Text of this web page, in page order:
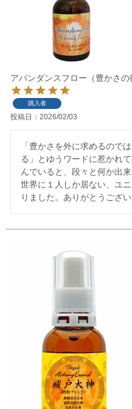
アバンダンスフロー（豊かさ
購入者
投稿日 2026/02/03
「豊かさを外に求めるので
る」とゆうワードに惹かれ
んでいると、段々と何か出
世界に１人しか居ない、ユ
りました。ありがとうござい